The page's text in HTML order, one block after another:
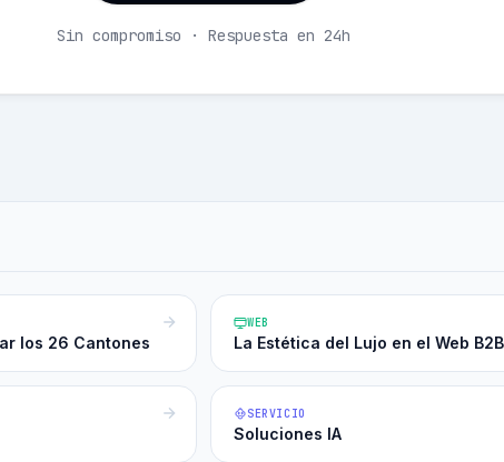
Sin compromiso · Respuesta en 24h
los 26 Cantones
WEB
La Estética del Lujo en el Web
SERVICIO
Soluciones IA